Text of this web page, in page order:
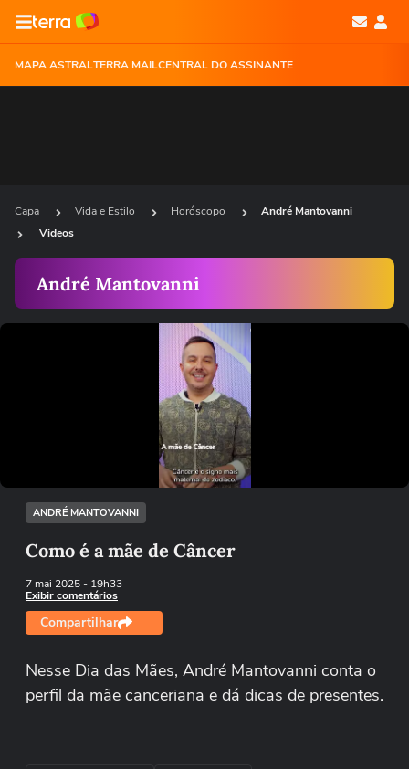
MAPA ASTRALTERRA MAILCENTRAL DO ASSINANTE
Capa Vida e Estilo Horóscopo
André Mantovanni
Videos
André Mantovanni
Não foi possível reproduzir o vídeo
Tentar novamente
ANDRÉ MANTOVANNI
Como é a mãe de Câncer
7 mai 2025- 19h33
Exibir comentários
Compartilhar
Nesse Dia das Mães, André Mantovanni conta o
perfil da mãe canceriana e dá dicas de presentes.